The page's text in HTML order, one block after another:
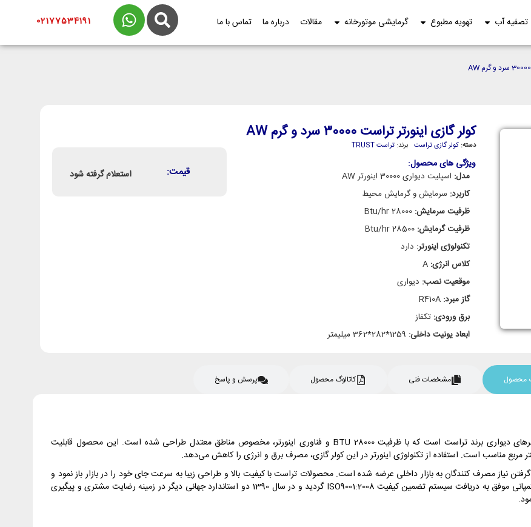
تصفیه آب تهویه مطبوع گرمایشی موتورخانه مقالات درباره ما تماس با ما 02177534191
قیمت: استعلام گرفته شود
کولر گازی اینورتر تراست 30000 سرد و گرم AW
دسته: کولر گازی تراست برند: تراست TRUST
ویژگی های محصول:
مدل: اسپلیت دیواری 30000 اینورتر AW
کاربرد: سرمایش و گرمایش محیط
ظرفیت سرمایش:
ظرفیت گرمایش:
تکنولوژی اینورتر: دارد
کلاس انرژی:
موقعیت نصب: دیواری
گاز مبرد:
برق ورودی: تکفاز
ابعاد یونیت داخلی:
محصول مشخصات فنی کاتالوگ محصول پرسش و پاسخ
کولر گازی اینورتر تراست 30000 سرد و گرم AW ، از خانواده کولرهای دیواری برند تراست است که با ظرفیت 28000 BTU و فناوری اینورتر، مخصوص مناطق معتدل طراحی شده است. این محصول قابلیت
روز دنیا و در نظر گرفتن نیاز مصرف کنندگان به بازار داخلی عرضه شده است. محصولات تراست با کیفیت بالا و طراحی زیبا به سرعت جای خود را در بازار باز نمود و
این محصولات همچنان در حال ارتقا هستند. در سال 1387 این کمپانی موفق به دریافت سیستم تضمین کیفیت ISO9001:2008 گردید و در سال 1390 دو استاندارد جهانی دیگر در زمینه رضایت مشتری و پیگیری